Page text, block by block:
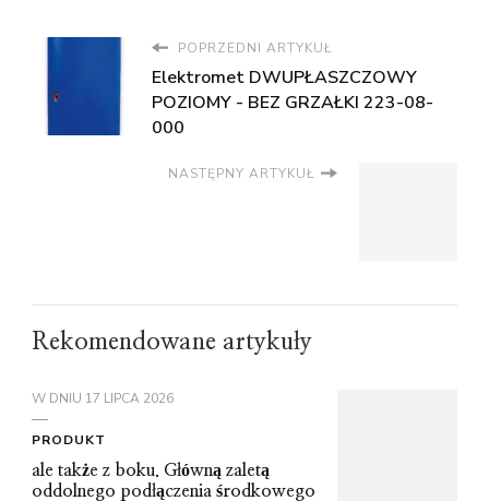
POPRZEDNI ARTYKUŁ
Elektromet DWUPŁASZCZOWY
POZIOMY - BEZ GRZAŁKI 223-08-
000
NASTĘPNY ARTYKUŁ
Rekomendowane artykuły
W DNIU 17 LIPCA 2026
PRODUKT
ale także z boku. Główną zaletą
oddolnego podłączenia środkowego